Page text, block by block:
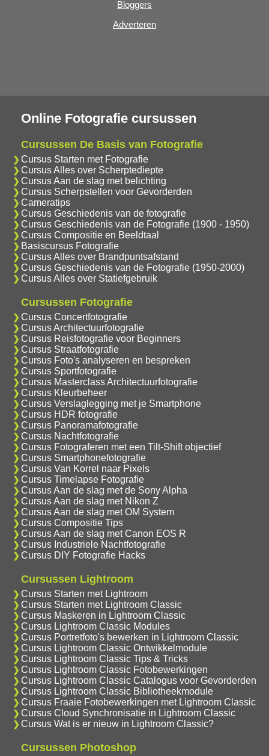
Bloggers
Adverteren
Online Fotografie cursussen
Cursussen De Basis van Fotografie
Cursus Starten met Fotografie
Cursus Alles over Scherptediepte
Cursus Aan de slag met belichting
Cursus Scherpstellen voor Gevorderden
Cameratips
Cursus Geschiedenis van de fotografie
Cursus Geschiedenis van de Fotografie (1900 - 1950)
Cursus Compositie en Beeldtaal
Basiscursus Fotografie
Cursus Alles over Brandpuntsafstand
Cursus Geschiedenis van de Fotografie (1950-2000)
Cursus Alles over Statiefgebruik
Cursussen Fotografie
Cursus Concertfotografie
Cursus Architectuurfotografie
Cursus Reisfotografie voor Beginners
Cursus Straatfotografie
Cursus Foto's analyseren en bespreken
Cursus Sportfotografie
Cursus Masterclass Architectuurfotografie
Cursus Kleurbeheer
Cursus Verslaglegging met je Smartphone
Cursus HDR fotografie
Cursus Panoramafotografie
Cursus Nachtfotografie
Cursus Fotograferen met een Tilt-Shift objectief
Cursus Smartphonefotografie
Cursus Van Korrel naar Pixels
Cursus Timelapse Fotografie
Cursus Aan de slag met de Sony Alpha
Cursus Aan de slag met Nikon Z
Cursus Aan de slag met OM System
Cursus Compositie Tips
Cursus Aan de slag met Canon EOS R
Cursus Industriele Nachtfotografie
Cursus DIY Fotografie Hacks
Cursussen Lightroom
Cursus Starten met Lightroom
Cursus Starten met Lightroom Classic
Cursus Maskeren in Lightroom Classic
Cursus Lightroom Classic Modules
Cursus Portretfoto's bewerken in Lightroom Classic
Cursus Lightroom Classic Ontwikkelmodule
Cursus Lightroom Classic Tips & Tricks
Cursus Lightroom Classic Fotobewerkingen
Cursus Lightroom Classic Catalogus voor Gevorderden
Cursus Lightroom Classic Bibliotheekmodule
Cursus Fraaie Fotobewerkingen met Lightroom Classic
Cursus Cloud Synchronisatie in Lightroom Classic
Cursus Wat is er nieuw in Lightroom Classic?
Cursussen Photoshop